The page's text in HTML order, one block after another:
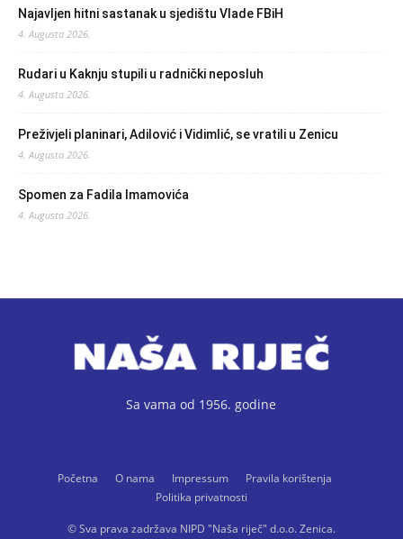
Najavljen hitni sastanak u sjedištu Vlade FBiH
4. Augusta 2026.
Rudari u Kaknju stupili u radnički neposluh
4. Augusta 2026.
Preživjeli planinari, Adilović i Vidimlić, se vratili u Zenicu
4. Augusta 2026.
Spomen za Fadila Imamovića
4. Augusta 2026.
Sa vama od 1956. godine
Početna O nama Impressum
Pravila korištenja
Politika privatnosti
© Sva prava zadržava NIPD "Naša riječ" d.o.o. Zenica.